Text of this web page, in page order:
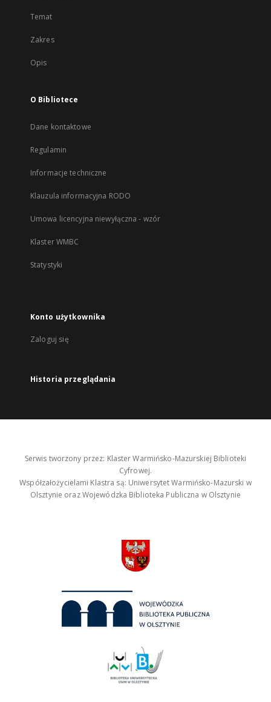
Temat
Zakres
Opis
O Bibliotece
Dane kontaktowe
Regulamin
Informacje techniczne
Klauzula informacyjna RODO
Umowa licencyjna niewyłączna - wzór
Klaster WMBC
Statystyki
Konto użytkownika
Zaloguj się
Historia przeglądania
Serwis tworzony przez: Klaster Warmińsko-Mazurskiej Biblioteki
Cyfrowej.
Współzałożycielami Klastra są: Uniwersytet Warmińsko-Mazurski w
Olsztynie oraz Wojewódzka Biblioteka Publiczna w Olsztynie